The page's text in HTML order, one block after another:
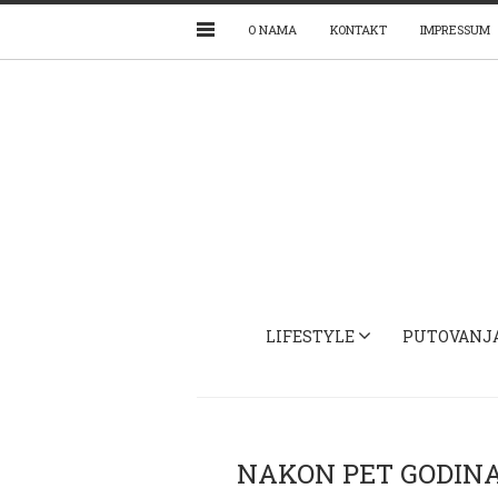
O NAMA KONTAKT IMPRESSUM
LIFESTYLE
NAKON PET